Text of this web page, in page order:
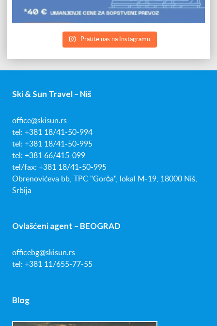
Pratite nas na Instagramu
Ski & Sun Travel – Niš
office@skisun.rs
tel: +381 18/41-50-994
tel: +381 18/41-50-995
tel: +381 66/415-099
tel/fax: +381 18/41-50-995
Obrenovićeva bb, TPC "Gorča", lokal M-19, 18000 Niš,
Srbija
Ovlašćeni agent – BEOGRAD
officebg@skisun.rs
tel: +381 11/655-77-55
Blog